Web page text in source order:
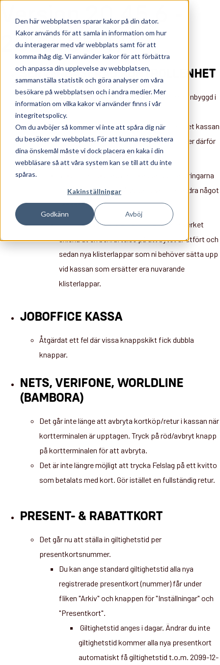
Den här webbplatsen sparar kakor på din dator.
Kakor används för att samla in information om hur
du interagerar med vår webbplats samt för att
komma ihåg dig. Vi använder kakor för att förbättra
och anpassa din upplevelse av webbplatsen,
sammanställa statistik och göra analyser om våra
besökare på webbplatsen och i andra medier. Mer
information om vilka kakor vi använder finns i vår
integritetspolicy.
Om du avböjer så kommer vi inte att spåra dig när
du besöker vår webbplats. För att kunna respektera
dina önskemål måste vi dock placera en kaka i din
webbläsare så att våra system kan se till att du inte
spåras.
Kakinställningar
Godkänn Avböj
Version 20.45.6 -
2022-05-17
SERVERBASERAD KONTROLLENHET
Byte kontrollenheten för Skatteverket som är inbyggd i
kassan.
Tillverkningsnummer på den kontrollenhet kassan
använder kommer att ändras och behöver därför
också ändras hos Skatteverket.
Vi kommer sköta bytet i kassan och ändringarna
hos Skatteverket. Så du behöver inte ändra något
i kassan.
Efter att bytet är klart kommer Skatteverket
skicka ut en bekräftelse på att bytet är utfört och
sedan nya klisterlappar som ni behöver sätta upp
vid kassan som ersätter era nuvarande
klisterlappar.
JOBOFFICE KASSA
Åtgärdat ett fel där vissa knappskikt fick dubbla
knappar.
NETS, VERIFONE, WORLDLINE
(BAMBORA)
Det går inte länge att avbryta kortköp/retur i kassan när
kortterminalen är upptagen. Tryck på röd/avbryt knapp
på kortterminalen för att avbryta.
Det är inte längre möjligt att trycka Felslag på ett kvitto
som betalats med kort. Gör istället en fullständig retur.
PRESENT- & RABATTKORT
Det går nu att ställa in giltighetstid per
presentkortsnummer.
Du kan ange standard giltighetstid alla nya
registrerade presentkort (nummer) får under
fliken "Arkiv" och knappen för "Inställningar" och
"Presentkort".
Giltighetstid anges i dagar. Ändrar du inte
giltighetstid kommer alla nya presentkort
automatiskt få giltighetstid t.o.m. 2099-12-